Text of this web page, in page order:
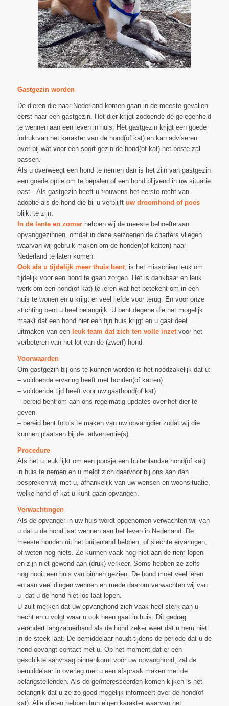
Gastgezin worden
De dieren die naar Nederland komen gaan in de meeste gevallen
eerst naar een gastgezin. Het dier krijgt zodoende de gelegenheid
te wennen aan een leven in huis. Het gastgezin krijgt een goede
indruk van het karakter van de hond(of kat) en kan adviseren
over bij wat voor een soort gezin de hond(of kat) het beste zal
passen.
Als u overweegt een hond te nemen dan is het zijn van gastgezin
een goede optie om te bepalen of een hond blijvend in uw situatie
past. Als gastgezin heeft u trouwens het eerste recht van
adoptie als de hond die bij u verblijft uw droomhond of poes
blijkt te zijn.
In de lente en zomerhebben wij de meeste behoefte aan
opvanggezinnen, omdat in deze seizoenen de charters vliegen
waarvan wij gebruik maken om de honden(of katten) naar
Nederland te laten komen.
Ook als u tijdelijk meer thuis bent, is het misschien leuk om
tijdelijk voor een hond te gaan zorgen. Het is dankbaar en leuk
werk om een hond(of kat) te leren wat het betekent om in een
huis te wonen en u krijgt er veel liefde voor terug. En voor onze
stichting bent u heel belangrijk. U bent degene die het mogelijk
maakt dat een hond hier een fijn huis krijgt en u gaat deel
uitmaken van een leuk team dat zich ten volle inzetvoor het
verbeteren van het lot van de (zwerf) hond.
Voorwaarden
Om gastgezin bij ons te kunnen worden is het noodzakelijk dat u:
– voldoende ervaring heeft met honden(of katten)
– voldoende tijd heeft voor uw gasthond(of kat)
– bereid bent om aan ons regelmatig updates over het dier te
geven
– bereid bent foto’s te maken van uw opvangdier zodat wij die
kunnen plaatsen bij de advertentie(s)
Procedure
Als het u leuk lijkt om een poosje een buitenlandse hond(of kat)
in huis te nemen en u meldt zich daarvoor bij ons aan dan
bespreken wij met u, afhankelijk van uw wensen en woonsituatie,
welke hond of kat u kunt gaan opvangen.
Verwachtingen
Als de opvanger in uw huis wordt opgenomen verwachten wij van
u dat u de hond laat wennen aan het leven in Nederland. De
meeste honden uit het buitenland hebben, of slechte ervaringen,
of weten nog niets. Ze kunnen vaak nog niet aan de riem lopen
en zijn niet gewend aan (druk) verkeer. Soms hebben ze zelfs
nog nooit een huis van binnen gezien. De hond moet veel leren
en aan veel dingen wennen en mede daarom verwachten wij van
u dat u de hond niet los laat lopen.
U zult merken dat uw opvanghond zich vaak heel sterk aan u
hecht en u volgt waar u ook heen gaat in huis. Dit gedrag
verandert langzamerhand als de hond zeker weet dat u hem niet
in de steek laat. De bemiddelaar houdt tijdens de periode dat u de
hond opvangt contact met u. Op het moment dat er een
geschikte aanvraag binnenkomt voor uw opvanghond, zal de
bemiddelaar in overleg met u een afspraak maken met de
belangstellenden. Als de geïnteresseerden komen kijken is het
belangrijk dat u ze zo goed mogelijk informeert over de hond(of
kat). Alle dieren hebben hun eigen karakter waarvan het